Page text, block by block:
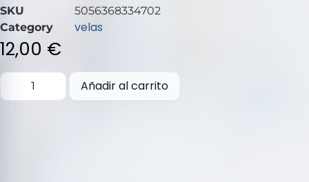
0
de
5
SKU
5056368334702
Category
velas
12,00 €
Añadir al carrito